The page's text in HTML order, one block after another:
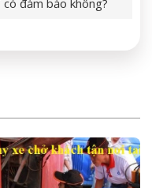
đảm bảo không?